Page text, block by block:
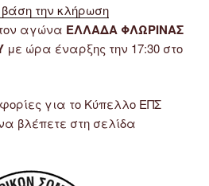
την κλήρωση
αγώνα ΕΛΛΑΔΑ ΦΛΩΡΙΝΑΣ
με ώρα έναρξης την 17:30 στο
για το Κύπελλο ΕΠΣ
βλέπετε στη σελίδα